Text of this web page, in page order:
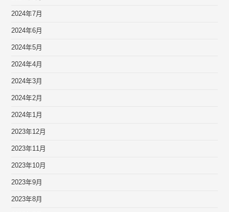
2024年7月
2024年6月
2024年5月
2024年4月
2024年3月
2024年2月
2024年1月
2023年12月
2023年11月
2023年10月
2023年9月
2023年8月